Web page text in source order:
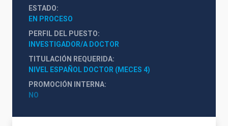
ESTADO
EN PROCESO
PERFIL DEL PUESTO
INVESTIGADOR/A DOCTOR
TITULACIÓN REQUERIDA
NIVEL ESPAÑOL DOCTOR (MECES 4)
PROMOCIÓN INTERNA
NO